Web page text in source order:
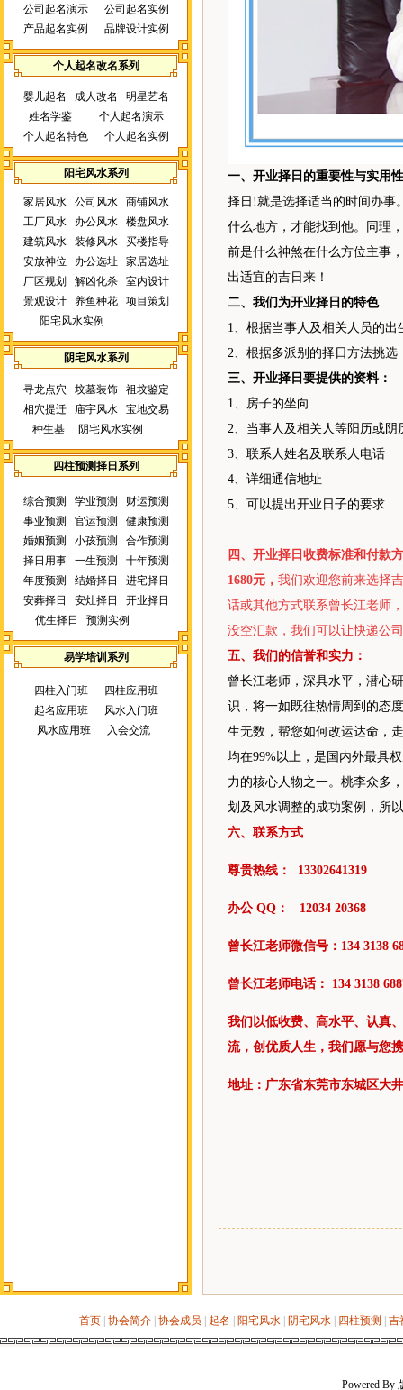
公司起名演示
公司起名实例
产品起名实例
品牌设计实例
个人起名改名系列
婴儿起名 成人改名
明星艺名
姓名学鉴
个人起名演示
个人起名特色
个人起名实例
阳宅风水系列
家居风水 公司风水
商铺风水
工厂风水
办公风水
楼盘风水
建筑风水
装修风水
买楼指导
安放神位
办公选址
家居选址
厂区规划
解凶化杀
室内设计
景观设计
养鱼种花
项目策划
阳宅风水实例
阴宅风水系列
寻龙点穴 坟墓装饰
祖坟鉴定
相穴提迁
庙宇风水
宝地交易
种生基
阴宅风水实例
四柱预测择日系列
综合预测 学业预测
财运预测
事业预测
官运预测
健康预测
婚姻预测
小孩预测
合作预测
择日用事
一生预测
十年预测
年度预测
结婚择日
进宅择日
安葬择日
安灶择日
开业择日
优生择日
预测实例
易学培训系列
四柱入门班
四柱应用班
起名应用班
风水入门班
风水应用班
入会交流
一、开业择日的重要性与实用性
择日!就是选择适当的时间办事
什么地方，才能找到他。同理
前是什么神煞在什么方位主事
出适宜的吉日来！
二、我们为开业择日的特色
1、根据当事人及相关人员的
2、根据多派别的择日方法挑
三、开业择日要提供的资料：
1、房子的坐向
2、当事人及相关人等阳历或阴
3、联系人姓名及联系人电话
4、详细通信地址
5、可以提出开业日子的要求
四、开业择日收费标准和付款
1680元， 我们欢迎您前来选择
话或其他方式联系曾长江老师
没空汇款，我们可以让快递公
五、我们的信誉和实力：
曾长江老师，深具水平，潜心
识，将一如既往热情周到的态
生无数，帮您如何改运达命，
均在99%以上，是国内外最具
力的核心人物之一。桃李众多
划及风水调整的成功案例，所
六、联系方式
尊贵热线： 13302641319
办公 QQ： 12034 20368
曾长江老师微信号：134 3138
曾长江老师电话： 134 3138
我们以低收费、高水平、认真
流，创优质人生，我们愿与您
地址：广东省东莞市东城区大
首页 协会简介 协会成员 起名 阳宅风水 阴宅风水 四柱预测 吉
Powered By